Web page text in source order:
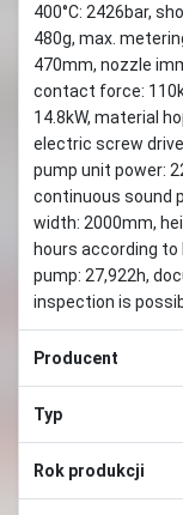
400°C: 2426bar,
480g, max.
470mm, nozzle
contact force:
14.8kW, material
electric screw
pump unit power:
continuous sound
width: 2000mm,
hours according to
pump: 27,922h,
inspection is
Producent
Typ
Rok produkcji